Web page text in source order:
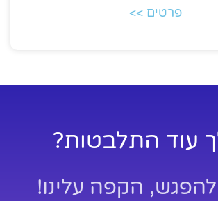
פרטים >>
עוד התלבטות?
הקפה עלינו!